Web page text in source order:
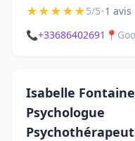
★★★★★5/5•1 avis
📞+33686402691 📍
Isabelle
Psychologue